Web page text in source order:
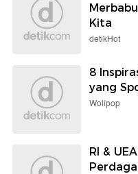
Kita
detikHot
8
yang
Wolipop
RI &